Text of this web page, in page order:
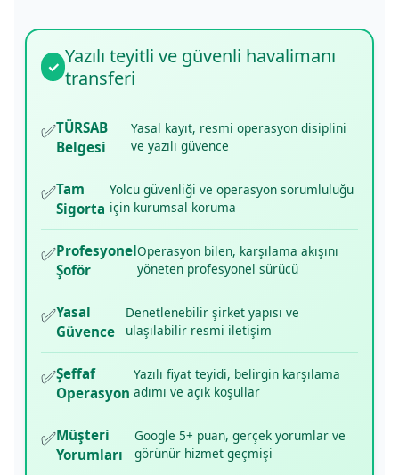
✓ Yazılı teyitli ve güvenli havalimanı
transferi
✅TÜRSAB
Belgesi
Yasal kayıt, resmi operasyon disiplini
ve yazılı güvence
✅Tam
Sigorta
Yolcu güvenliği ve operasyon sorumluluğu
için kurumsal koruma
✅Profesyonel
Şoför
Operasyon bilen, karşılama akışını
yöneten profesyonel sürücü
✅Yasal
Güvence
Denetlenebilir şirket yapısı ve
ulaşılabilir resmi iletişim
✅Şeffaf
Operasyon
Yazılı fiyat teyidi, belirgin karşılama
adımı ve açık koşullar
✅Müşteri
Yorumları
Google 5+ puan, gerçek yorumlar ve
görünür hizmet geçmişi